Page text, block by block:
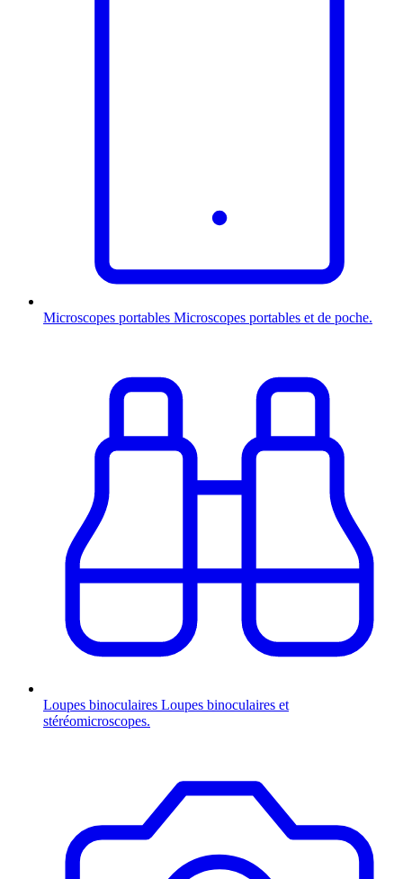
Microscopes portables Microscopes portables et de poche.
Loupes binoculaires Loupes binoculaires et
stéréomicroscopes.